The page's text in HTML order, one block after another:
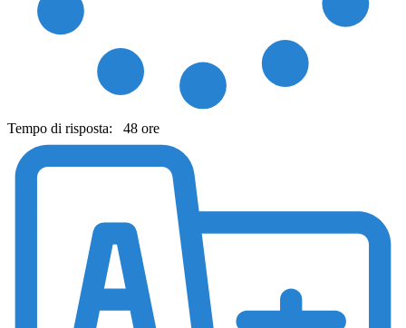
Tempo di risposta: 48 ore